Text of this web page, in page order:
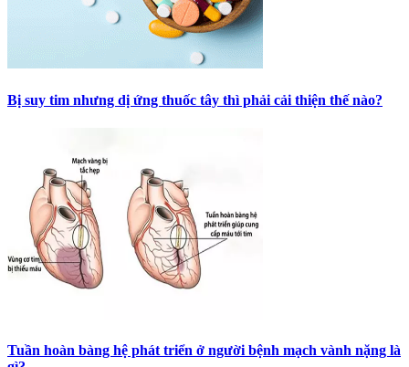
Bị suy tim nhưng dị ứng thuốc tây thì phải cải thiện thế nào?
Tuần hoàn bàng hệ phát triển ở người bệnh mạch vành nặng là